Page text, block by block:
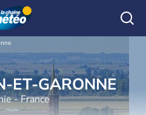
ET-GARONNE
- France